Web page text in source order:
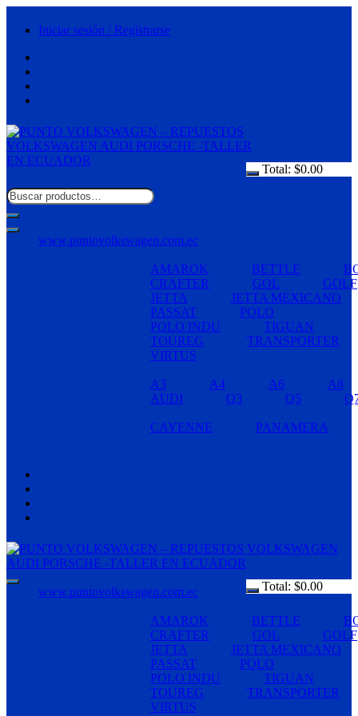
Iniciar sesión / Registrarse
Total: $0.00
www.puntovolkswagen.com.ec
AMAROK BETTLE
CRAFTER
GOL
GOLF
JETTA
JETTA MEXICANO
PASSAT
POLO
POLO INDU
TIGUAN
TOUREG
TRANSPORTER
VIRTUS
A3 A4 A6
A8
AUDI
Q3 Q5
CAYENNE PANAMERA
Total: $0.00
www.puntovolkswagen.com.ec
AMAROK BETTLE
CRAFTER
GOL
GOLF
JETTA
JETTA MEXICANO
PASSAT
POLO
POLO INDU
TIGUAN
TOUREG
TRANSPORTER
VIRTUS